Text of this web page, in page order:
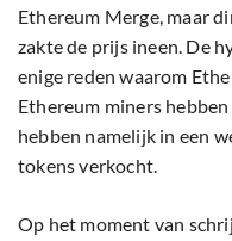
Ethereum Merge, maar
zakte de prijs ineen. De
enige reden waarom
Ethereum miners
hebben namelijk in een
tokens verkocht.
Op het moment van